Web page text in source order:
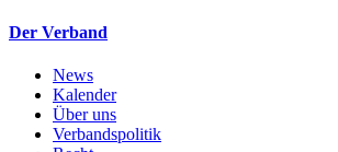
Der Verband
News
Kalender
Über uns
Verbandspolitik